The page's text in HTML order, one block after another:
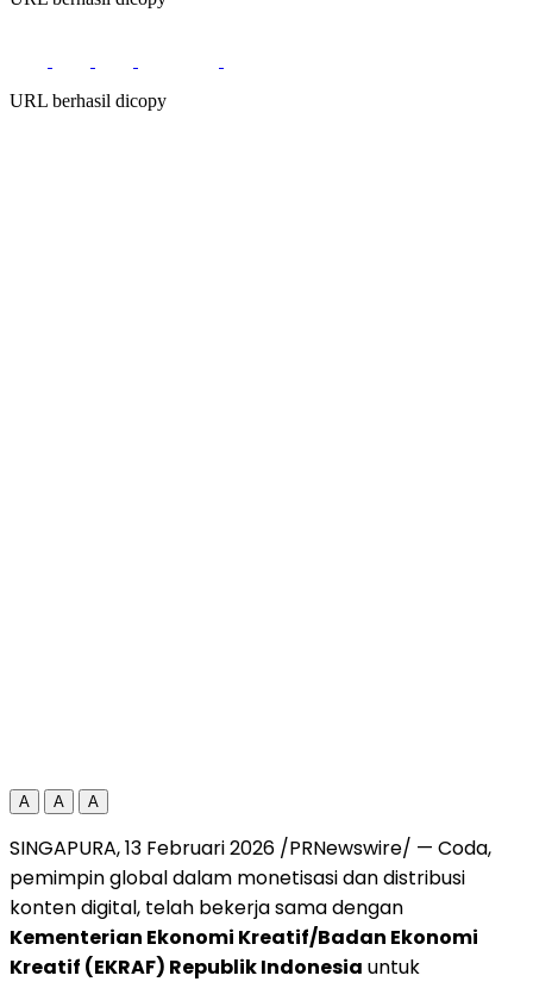
URL berhasil dicopy
A A A
SINGAPURA, 13 Februari 2026 /PRNewswire/ — Coda,
pemimpin global dalam monetisasi dan distribusi
konten digital, telah bekerja sama dengan
Kementerian Ekonomi Kreatif/Badan Ekonomi
Kreatif (EKRAF) Republik Indonesia untuk